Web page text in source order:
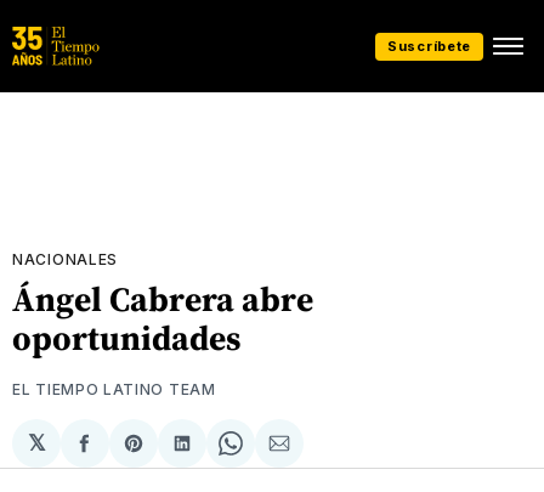
Suscríbete
NACIONALES
Ángel Cabrera abre
oportunidades
EL TIEMPO LATINO TEAM
𝕏
Compartir
en
Share
on
Compartir
en
Share
on
Compartir
via